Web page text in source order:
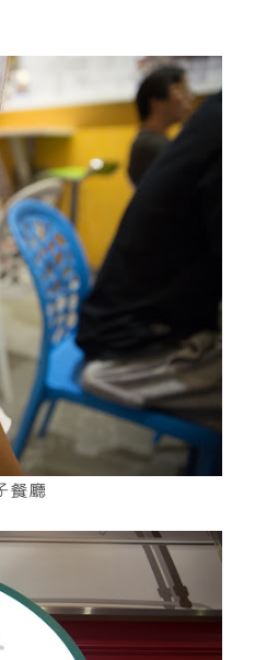
餐廳